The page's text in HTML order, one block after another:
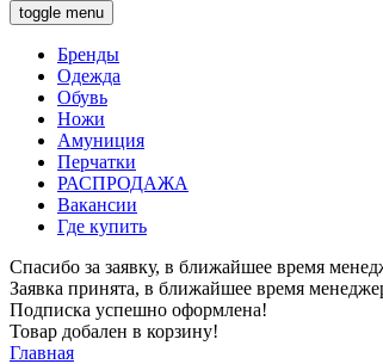
toggle menu
Бренды
Одежда
Обувь
Ножи
Амуниция
Перчатки
РАСПРОДАЖА
Вакансии
Где купить
Спасибо за заявку, в ближайшее время
Заявка принята, в ближайшее время
Подписка успешно оформлена!
Товар добален в корзину!
Главная